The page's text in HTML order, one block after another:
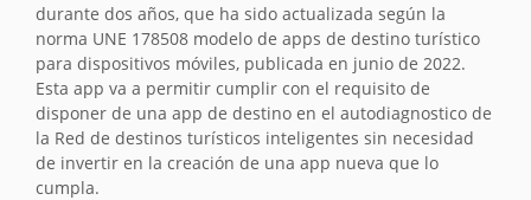
durante dos años, que ha sido actualizada según la
norma UNE 178508 modelo de apps de destino turístico
para dispositivos móviles, publicada en junio de 2022.
Esta app va a permitir cumplir con el requisito de
disponer de una app de destino en el autodiagnostico de
la Red de destinos turísticos inteligentes sin necesidad
de invertir en la creación de una app nueva que lo
cumpla.